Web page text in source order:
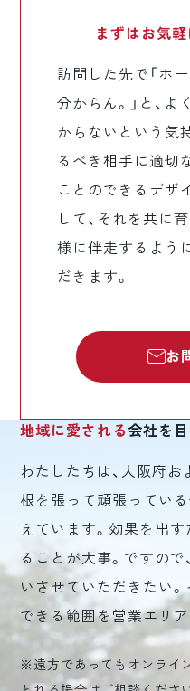
まずはお気軽
訪問した先で「ホ
分からん。」と、
からないという気
るべき相手に適切
ことのできるデザ
して、それを共に
様に伴走するよう
だきます。
お
地域に愛される会社を
わたしたちは、大阪府お
根を張って頑張ってい
えています。効果を出
ることが大事。ですので
いさせていただきたい。
できる範囲を営業エリア
※遠方であってもオンライ